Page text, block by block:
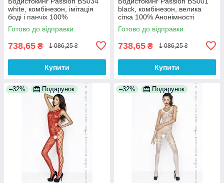
white, комбінезон, імітація
боді і панчіх 100%
Анонімності
Готово до відправки
738,65 ₴ 1 086,25 ₴
Купити
black, комбінезон, велика
сітка 100% Анонімності
Готово до відправки
738,65 ₴ 1 086,25 ₴
Купити
–32% Подарунок –32% Подарунок